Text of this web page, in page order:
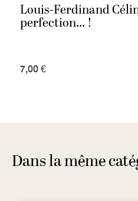
Louis-Ferdinand
perfection... !
7,00 €
Dans la même